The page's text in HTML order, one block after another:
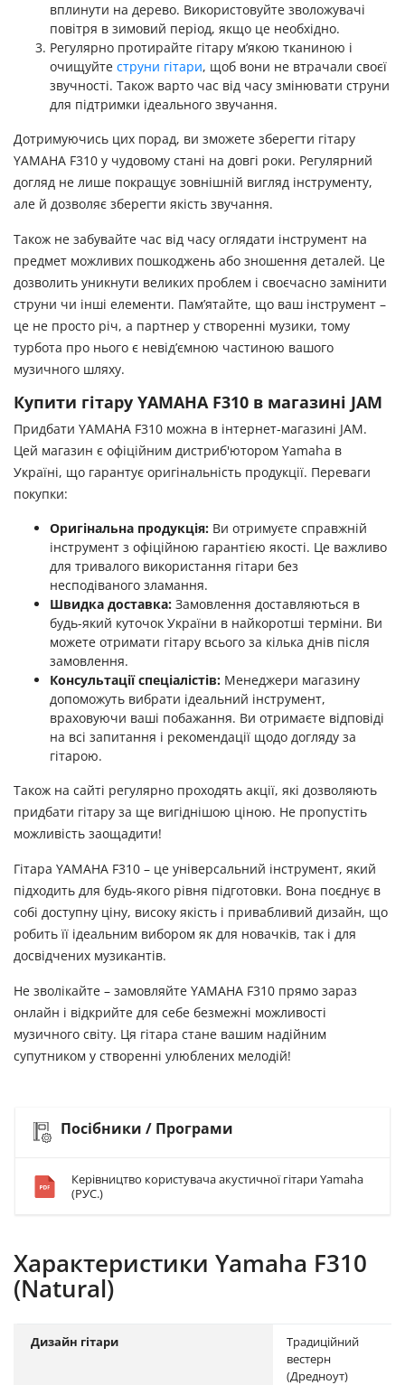
вплинути на дерево. Використовуйте зволожувачі
повітря в зимовий період, якщо це необхідно.
Регулярно протирайте гітару м’якою тканиною і
очищуйте струни гітари, щоб вони не втрачали своєї
звучності. Також варто час від часу змінювати струни
для підтримки ідеального звучання.
Дотримуючись цих порад, ви зможете зберегти гітару
YAMAHA F310 у чудовому стані на довгі роки. Регулярний
догляд не лише покращує зовнішній вигляд інструменту,
але й дозволяє зберегти якість звучання.
Також не забувайте час від часу оглядати інструмент на
предмет можливих пошкоджень або зношення деталей. Це
дозволить уникнути великих проблем і своєчасно замінити
струни чи інші елементи. Пам’ятайте, що ваш інструмент –
це не просто річ, а партнер у створенні музики, тому
турбота про нього є невід’ємною частиною вашого
музичного шляху.
Купити гітару YAMAHA F310 в магазині JAM
Придбати YAMAHA F310 можна в інтернет-магазині JAM.
Цей магазин є офіційним дистриб'ютором Yamaha в
Україні, що гарантує оригінальність продукції. Переваги
покупки:
Оригінальна продукція: Ви отримуєте справжній
інструмент з офіційною гарантією якості. Це важливо
для тривалого використання гітари без
несподіваного зламання.
Швидка доставка: Замовлення доставляються в
будь-який куточок України в найкоротші терміни. Ви
можете отримати гітару всього за кілька днів після
замовлення.
Консультації спеціалістів: Менеджери магазину
допоможуть вибрати ідеальний інструмент,
враховуючи ваші побажання. Ви отримаєте відповіді
на всі запитання і рекомендації щодо догляду за
гітарою.
Також на сайті регулярно проходять акції, які дозволяють
придбати гітару за ще вигіднішою ціною. Не пропустіть
можливість заощадити!
Гітара YAMAHA F310 – це універсальний інструмент, який
підходить для будь-якого рівня підготовки. Вона поєднує в
собі доступну ціну, високу якість і привабливий дизайн, що
робить її ідеальним вибором як для новачків, так і для
досвідчених музикантів.
Не зволікайте – замовляйте YAMAHA F310 прямо зараз
онлайн і відкрийте для себе безмежні можливості
музичного світу. Ця гітара стане вашим надійним
супутником у створенні улюблених мелодій!
Посібники / Програми
Керівництво користувача акустичної гітари Yamaha
(РУС.)
Характеристики Yamaha F310
(Natural)
Дизайн гітари
Традиційний
вестерн
(Дредноут)